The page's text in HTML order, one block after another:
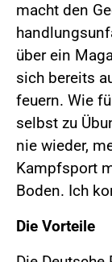
macht den
über ein
sich bereits
feuern. Wie
selbst zu
nie wieder,
Kampfsport
Boden. Ich
Die Vorteile